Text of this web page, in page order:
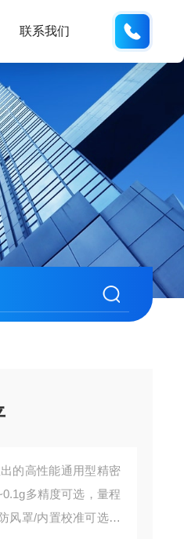
联系我们
的高性能通用型精密
多精度可选，量程
风罩/内置校准可选，